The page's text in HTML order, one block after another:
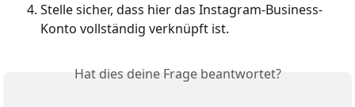
Stelle sicher, dass hier das Instagram-Business-
Konto vollständig verknüpft ist.
Hat dies deine Frage beantwortet?